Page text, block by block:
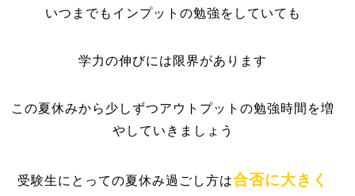
いつまでもインプットの勉強をしていても
学力の伸びには限界があります
この夏休みから少しずつアウトプットの勉強時間を増
やしていきましょう
受験生にとっての夏休み過ごし方は合否に大きく